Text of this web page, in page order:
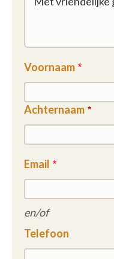
Voornaam
Achternaam
Email
en/of
Telefoon